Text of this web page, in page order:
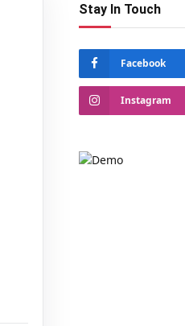
Stay In Touch
Facebook
Instagram